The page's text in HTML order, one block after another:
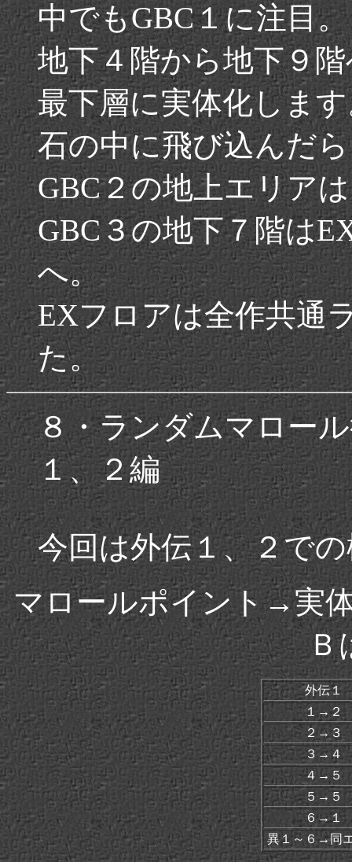
中でもGBC１に注目。
地下４階から地下９
最下層に実体化しま
石の中に飛び込んだ
GBC２の地上エリア
GBC３の地下７階は
へ。
EXフロアは全作共通
た。
８・ランダムマロー
１、２編
今回は外伝１、２で
マロールポイント→実
Ｂ
外伝１
１→２
２→３
３→４
４→５
５→５
６→１
異１～６→同